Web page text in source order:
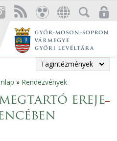
Tagintézmények
» Rendezvények
ereje